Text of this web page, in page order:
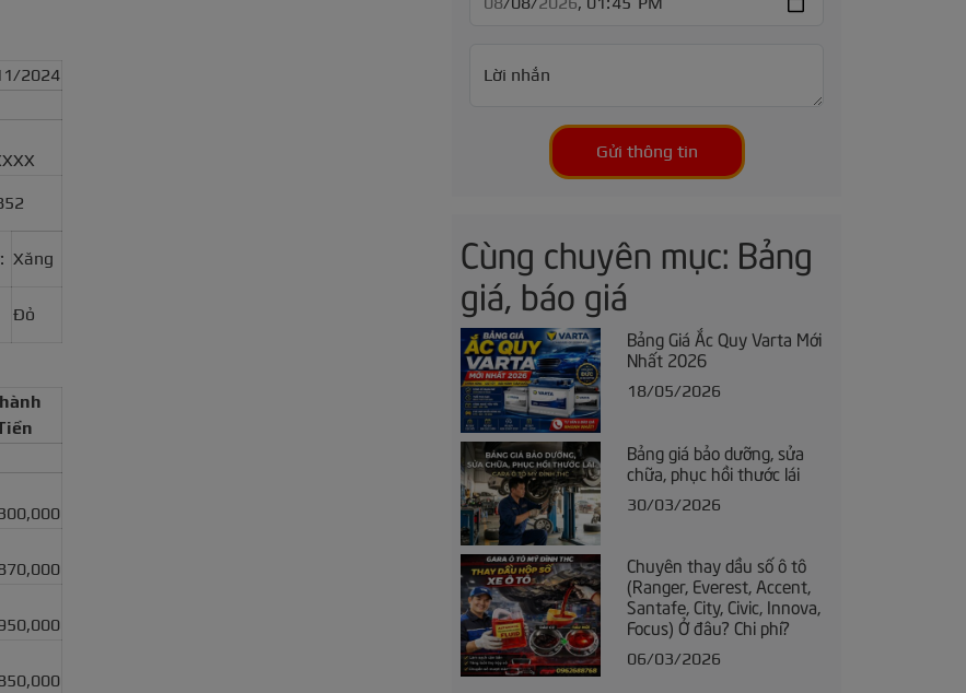
2024
Xăng
Đỏ
Lời nhắn
Gửi thông tin
Cùng chuyên mục: Bảng
giá, báo giá
Bảng Giá Ắc Quy Varta Mới
Nhất 2026
18/05/2026
Bảng giá bảo dưỡng, sửa
chữa, phục hồi thước lái
30/03/2026
Chuyên thay dầu số ô tô
(Ranger, Everest, Accent,
Santafe, City, Civic, Innova,
Focus) Ở đâu? Chi phí?
06/03/2026